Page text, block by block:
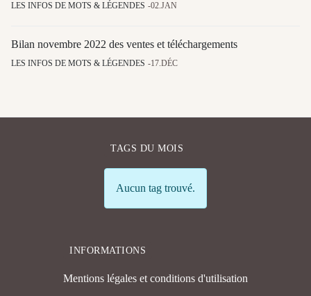
LES INFOS DE MOTS & LÉGENDES 02.JAN
Bilan novembre 2022 des ventes et téléchargements
LES INFOS DE MOTS & LÉGENDES 17.DÉC
TAGS DU MOIS
Info
Aucun tag trouvé.
INFORMATIONS
Mentions légales et conditions d'utilisation